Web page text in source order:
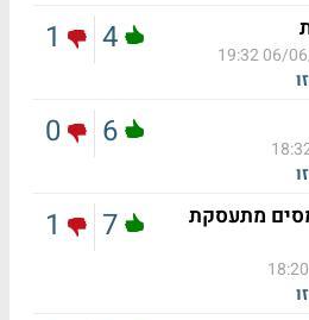
06/06/
4
1
6
0
מתעסקת
7
1